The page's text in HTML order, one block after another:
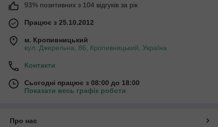
93% позитивних з 104 відгуків за рік
Працює з 25.10.2012
м. Кропивницький
вул. Джерельна, 86, Кропивницький, Україна
Контакти
Сьогодні працює з 08:00 до 18:00
Показати весь графік роботи
Про нас